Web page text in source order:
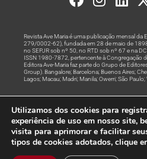
Revista Ave Maria é uma publicação mensal da
279/0002-62), fundada em 28 de maio de
no SEPJR sob nº 50, no RTD sob nº 67 e na
ISSN 1980-7872, pertencente à Congregação
Editora Ave-Maria faz parte do Grupo de
Group). Bangalore; Barcelona; Buenos Aires;
Lagos; Macau; Madri; Manila; Owerri; São Paulo;
Rede
© Todos os Direitos
Utilizamos dos cookies para
experiência de uso em nosso site,
visita para aprimorar e facilitar
tipos de cookies adotados, clique